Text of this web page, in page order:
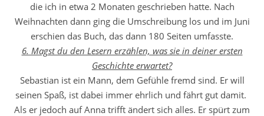
die ich in etwa 2 Monaten geschrieben hatte. Nach
Weihnachten dann ging die Umschreibung los und im Juni
erschien das Buch, das dann 180 Seiten umfasste.
6. Magst du den Lesern erzählen, was sie in deiner ersten
Geschichte erwartet?
Sebastian ist ein Mann, dem Gefühle fremd sind. Er will
seinen Spaß, ist dabei immer ehrlich und fährt gut damit.
Als er jedoch auf Anna trifft ändert sich alles. Er spürt zum